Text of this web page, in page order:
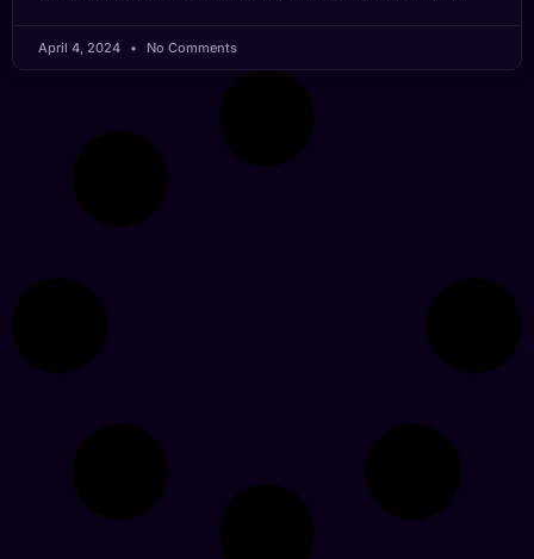
April 4, 2024 No Comments